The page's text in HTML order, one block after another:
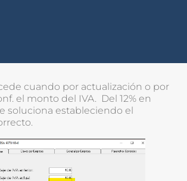
cuando por actualización o por
el monto del IVA. Del 12% en
soluciona estableciendo el